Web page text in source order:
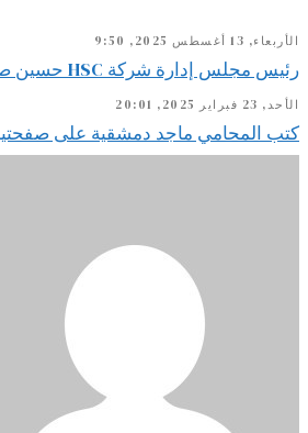
الأربعاء, 13 أغسطس 2025, 9:50
رئيس مجلس إدارة شركة HSC حسين صالح:* نتمسّك باليد العاملة اللبنانية ونصر على استقطابها لأنها ضمانة استمرارنا ونجاحنا كخلية نحل لا تهدأ
الأحد, 23 فبراير 2025, 20:01
كتب المحامي ماجد دمشقية على صفحتيه